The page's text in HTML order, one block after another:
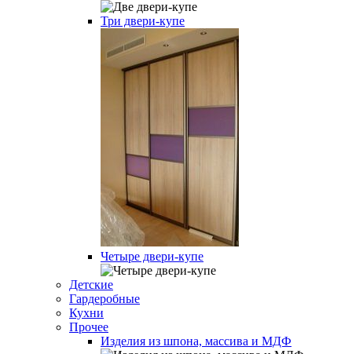
Три двери-купе
Четыре двери-купе
Детские
Гардеробные
Кухни
Прочее
Изделия из шпона, массива и МДФ